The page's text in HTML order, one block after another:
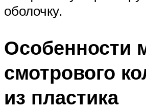
оболочку.
Особенности
смотрового
из пластика